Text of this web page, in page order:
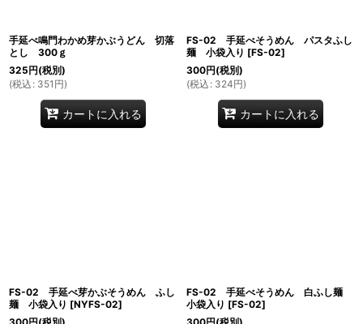
手延べ鳴門わかめ芽かぶうどん 切落
とし 300ｇ
325円(税別)
(税込 : 351 円)
カートに入れる
FS-02 手延べそうめん パスタふし
麺 小袋入り [FS-02]
300円(税別)
(税込 : 324円)
カートに入れる
FS-02 手延べ芽かぶそうめん ふし
麺 小袋入り [NYFS-02]
FS-02 手延べそうめん 白ふし麺
小袋入り [FS-02]